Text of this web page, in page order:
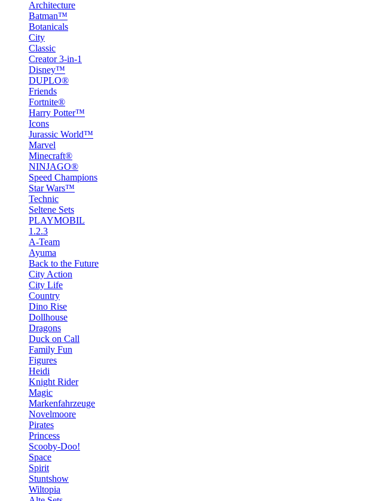
Architecture
Batman™
Botanicals
City
Classic
Creator 3-in-1
Disney™
DUPLO®
Friends
Fortnite®
Harry Potter™
Icons
Jurassic World™
Marvel
Minecraft®
NINJAGO®
Speed Champions
Star Wars™
Technic
Seltene Sets
PLAYMOBIL
1.2.3
A-Team
Ayuma
Back to the Future
City Action
City Life
Country
Dino Rise
Dollhouse
Dragons
Duck on Call
Family Fun
Figures
Heidi
Knight Rider
Magic
Markenfahrzeuge
Novelmoore
Pirates
Princess
Scooby-Doo!
Space
Spirit
Stuntshow
Wiltopia